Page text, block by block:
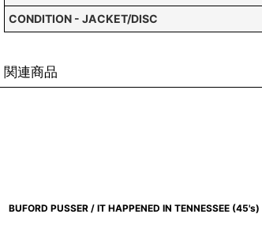
CONDITION - JACKET/DISC
関連商品
BUFORD PUSSER / IT HAPPENED IN TENNESSEE (45's)